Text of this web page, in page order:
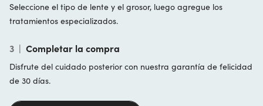
Seleccione el tipo de lente y el grosor, luego agregue los
tratamientos especializados.
3 | Completar la compra
Disfrute del cuidado posterior con nuestra garantía de felicidad
de 30 días.